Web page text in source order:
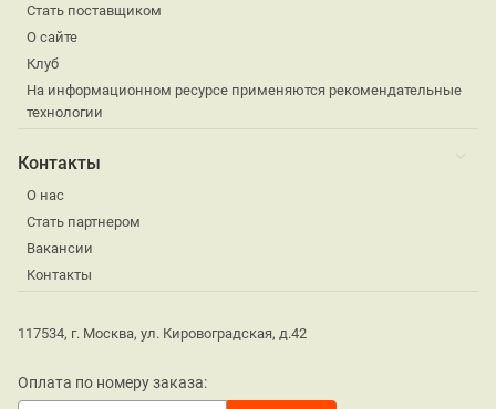
Стать поставщиком
О сайте
Клуб
На информационном ресурсе применяются рекомендательные
технологии
Контакты
О нас
Стать партнером
Вакансии
Контакты
117534, г. Москва, ул. Кировоградская, д.42
Оплата по номеру заказа: